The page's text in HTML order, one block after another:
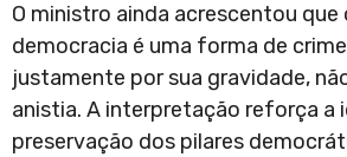
O ministro ainda acrescentou que
democracia é uma forma de
justamente por sua gravidade,
anistia. A interpretação reforça a
preservação dos pilares